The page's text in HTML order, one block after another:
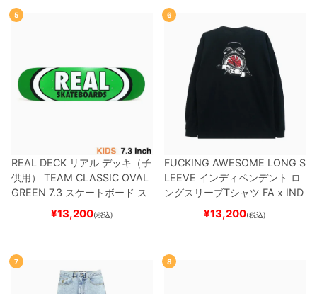
5
REAL DECK リアル デッキ（子
供用）
TEAM CLASSIC OVAL
GREEN 7.3 スケートボード ス
¥13,200(税込)
6
FUCKING AWESOME LONG S
LEEVE インディペンデント ロ
ングスリーブTシャツ FA x IND
EPENDENTHOSTAGE
スケートボード スケボー
¥13,200(税込)
7 8